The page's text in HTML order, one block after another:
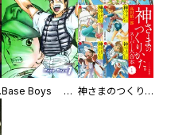
】 Base Boys 新装版 神さまのつくりかた。スーパー大合本